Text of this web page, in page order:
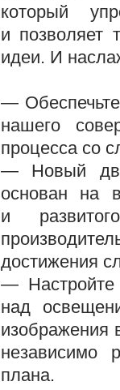
который
и позволяет
идеи. И
—
нашего
процесса со
— Новый
основан на
и
достижения
— Настройте
над
изображения
независимо
плана.